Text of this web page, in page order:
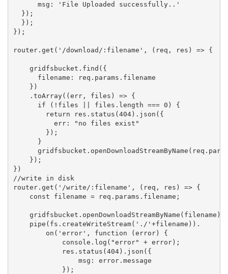
      msg: 'File Uploaded successfully..'
  });
  });
});
router.get('/download/:filename', (req, res) => {
    gridfsbucket.find({
      filename: req.params.filename
    })
    .toArray((err, files) => {
      if (!files || files.length === 0) {
        return res.status(404).json({
          err: "no files exist"
        });
      }
    });
})
//write in disk
router.get('/write/:filename', (req, res) => {
    const filename = req.params.filename;
    gridfsbucket.openDownloadStreamByName(filename).
    pipe(fs.createWriteStream('./'+filename)).
        on('error', function (error) {
            console.log("error" + error);
            res.status(404).json({
                msg: error.message
            });